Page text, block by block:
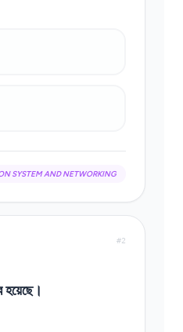
SYSTEM AND NETWORKING
#2
হয়েছে।